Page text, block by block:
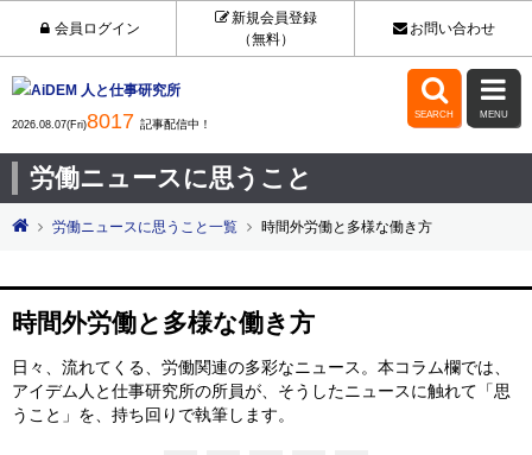
会員ログイン
新規会員登録
（無料）
お問い合わせ
2026.08.07(Fri)8017 記事配信中！

SEARCH

MENU
労働ニュースに思うこと
労働ニュースに思うこと一覧 時間外労働と多様な働き方
時間外労働と多様な働き方
日々、流れてくる、労働関連の多彩なニュース。本コラム欄では、
アイデム人と仕事研究所の所員が、そうしたニュースに触れて「思
うこと」を、持ち回りで執筆します。